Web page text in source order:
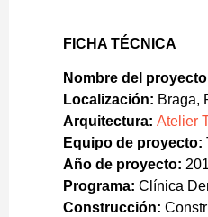
FICHA TÉCNICA
Nombre del
Localización: Braga,
Arquitectura: Atelier
Equipo de proyecto:
Año de proyecto:
Programa: Clínica
Construcción: